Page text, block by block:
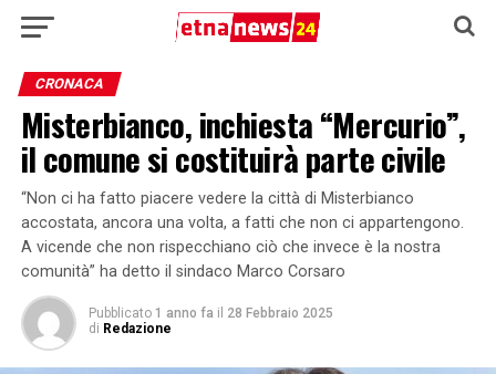
CRONACA
Misterbianco, inchiesta “Mercurio”,
il comune si costituirà parte civile
“Non ci ha fatto piacere vedere la città di Misterbianco
accostata, ancora una volta, a fatti che non ci appartengono.
A vicende che non rispecchiano ciò che invece è la nostra
comunità” ha detto il sindaco Marco Corsaro
Pubblicato 1 anno fa il 28 Febbraio 2025
di Redazione